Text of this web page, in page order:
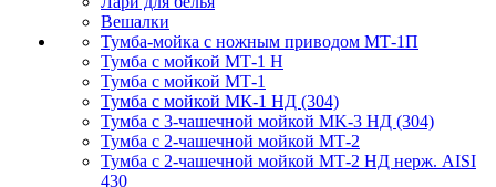
Вешалки
Тумба-мойка с ножным приводом МТ-1П
Тумба с мойкой МТ-1 Н
Тумба с мойкой МТ-1
Тумба с мойкой МК-1 НД (304)
Тумба с 3-чашечной мойкой МK-3 НД (304)
Тумба с 2-чашечной мойкой МТ-2
Тумба с 2-чашечной мойкой МТ-2 НД нерж. AISI
430